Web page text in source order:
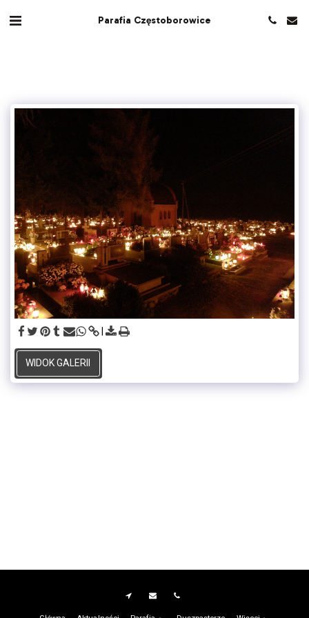
Parafia Częstoborowice
WIDOK GALERII